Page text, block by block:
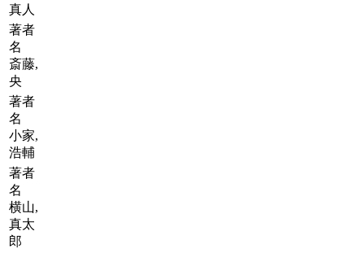
真人
著者
名
斎藤,
央
著者
名
小家,
浩輔
著者
名
横山,
真太
郎